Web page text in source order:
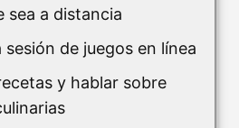
sea a distancia
de juegos en línea
y hablar sobre